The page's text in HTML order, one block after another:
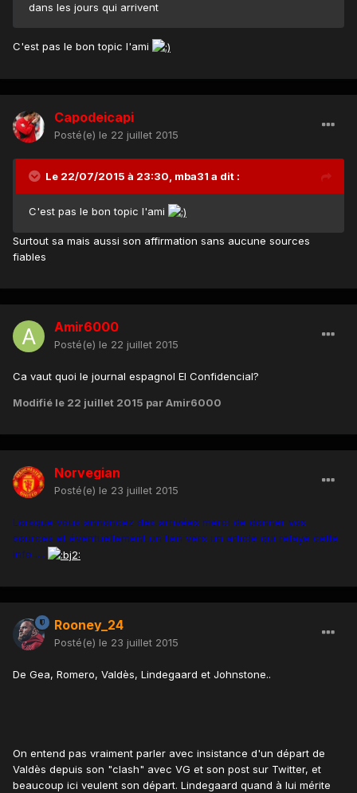
dans les jours qui arrivent
C'est pas le bon topic l'ami
Capodeicapi
Posté(e) le 22 juillet 2015
Le 22/07/2015 à 23:30, mba31 a dit :
C'est pas le bon topic l'ami
Surtout sa mais aussi son affirmation sans aucune sources
fiables
Amir6000
Posté(e) le 22 juillet 2015
Ca vaut quoi le journal espagnol El Confidencial?
Modifié le 22 juillet 2015 par Amir6000
Norvegian
Posté(e) le 23 juillet 2015
Lorsque vous annoncez des arrivées merci de donner vos
sources et éventuellement un lien vers un article qui relaye cette
info ....
Rooney_24
Posté(e) le 23 juillet 2015
De Gea, Romero, Valdès, Lindegaard et Johnstone..
On entend pas vraiment parler avec insistance d'un départ de
Valdès depuis son "clash" avec VG et son post sur Twitter, et
beaucoup ici veulent son départ. Lindegaard quand à lui mérite